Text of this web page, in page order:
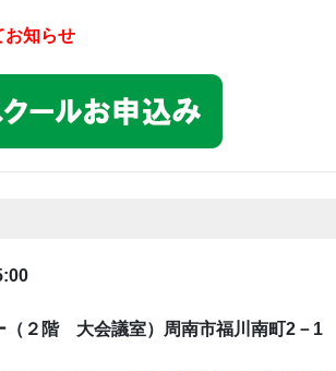
お知らせ
２階 大会議室）周南市福川南町2－1